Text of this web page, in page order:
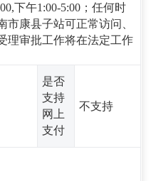
下午1:00-5:00；任何时
市康县子站可正常访问、
理审批工作将在法定工作
是否
支持
网上
支付
不支持